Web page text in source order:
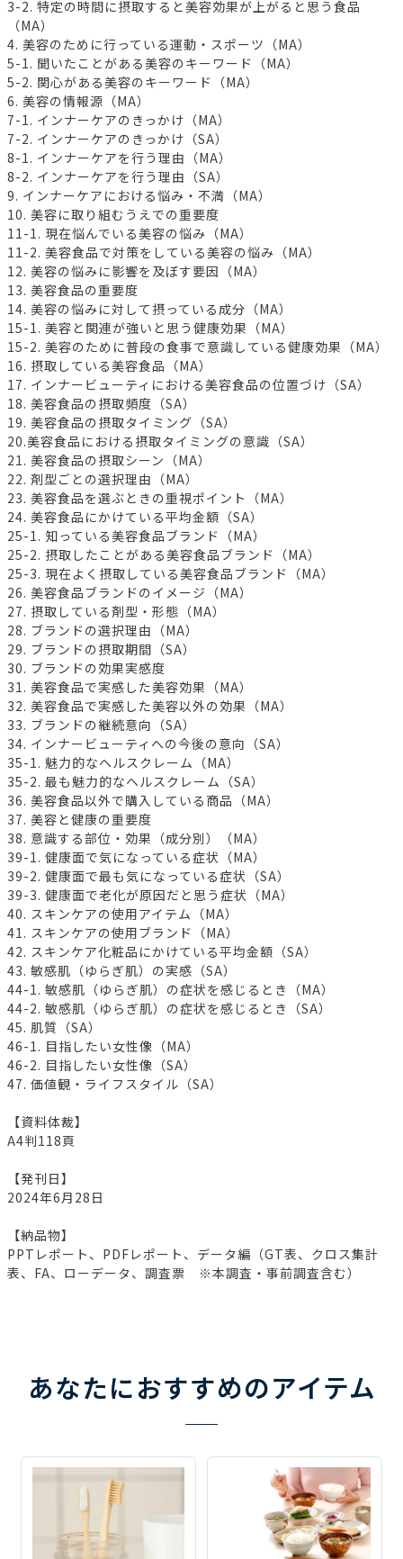
3-2. 特定の時間に摂取すると美容効果が上がると思う食品
（MA）
4. 美容のために行っている運動・スポーツ（MA）
5-1. 聞いたことがある美容のキーワード（MA）
5-2. 関心がある美容のキーワード（MA）
6. 美容の情報源（MA）
7-1. インナーケアのきっかけ（MA）
7-2. インナーケアのきっかけ（SA）
8-1. インナーケアを行う理由（MA）
8-2. インナーケアを行う理由（SA）
9. インナーケアにおける悩み・不満（MA）
10. 美容に取り組むうえでの重要度
11-1. 現在悩んでいる美容の悩み（MA）
11-2. 美容食品で対策をしている美容の悩み（MA）
12. 美容の悩みに影響を及ぼす要因（MA）
13. 美容食品の重要度
14. 美容の悩みに対して摂っている成分（MA）
15-1. 美容と関連が強いと思う健康効果（MA）
15-2. 美容のために普段の食事で意識している健康効果（MA）
16. 摂取している美容食品（MA）
17. インナービューティにおける美容食品の位置づけ（SA）
18. 美容食品の摂取頻度（SA）
19. 美容食品の摂取タイミング（SA）
20.美容食品における摂取タイミングの意識（SA）
21. 美容食品の摂取シーン（MA）
22. 剤型ごとの選択理由（MA）
23. 美容食品を選ぶときの重視ポイント（MA）
24. 美容食品にかけている平均金額（SA）
25-1. 知っている美容食品ブランド（MA）
25-2. 摂取したことがある美容食品ブランド（MA）
25-3. 現在よく摂取している美容食品ブランド（MA）
26. 美容食品ブランドのイメージ（MA）
27. 摂取している剤型・形態（MA）
28. ブランドの選択理由（MA）
29. ブランドの摂取期間（SA）
30. ブランドの効果実感度
31. 美容食品で実感した美容効果（MA）
32. 美容食品で実感した美容以外の効果（MA）
33. ブランドの継続意向（SA）
34. インナービューティへの今後の意向（SA）
35-1. 魅力的なヘルスクレーム（MA）
35-2. 最も魅力的なヘルスクレーム（SA）
36. 美容食品以外で購入している商品（MA）
37. 美容と健康の重要度
38. 意識する部位・効果（成分別）（MA）
39-1. 健康面で気になっている症状（MA）
39-2. 健康面で最も気になっている症状（SA）
39-3. 健康面で老化が原因だと思う症状（MA）
40. スキンケアの使用アイテム（MA）
41. スキンケアの使用ブランド（MA）
42. スキンケア化粧品にかけている平均金額（SA）
43. 敏感肌（ゆらぎ肌）の実感（SA）
44-1. 敏感肌（ゆらぎ肌）の症状を感じるとき（MA）
44-2. 敏感肌（ゆらぎ肌）の症状を感じるとき（SA）
45. 肌質（SA）
46-1. 目指したい女性像（MA）
46-2. 目指したい女性像（SA）
47. 価値観・ライフスタイル（SA）
【資料体裁】
A4判118頁
【発刊日】
2024年6月28日
【納品物】
PPTレポート、PDFレポート、データ編（GT表、クロス集計
表、FA、ローデータ、調査票 ※本調査・事前調査含む）
あなたにおすすめのアイテム